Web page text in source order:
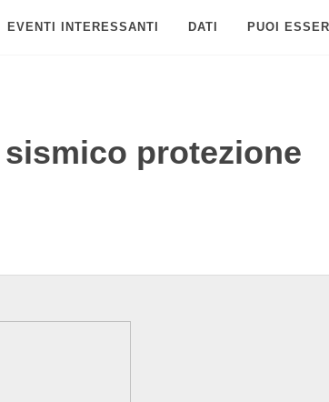
EVENTI INTERESSANTI DATI PUOI
protezione